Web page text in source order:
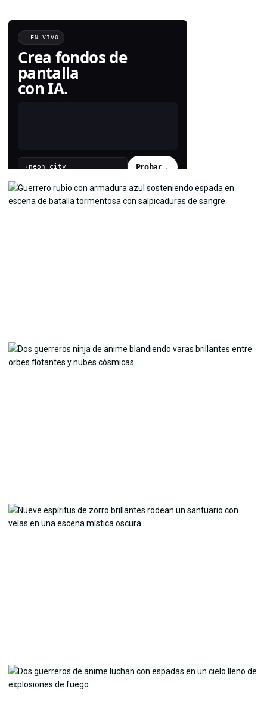
EN VIVO
Crea fondos de
pantalla
con IA.
› Probar→